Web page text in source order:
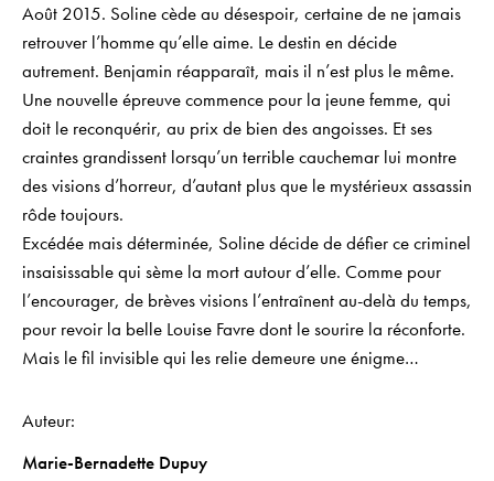
Août 2015. Soline cède au désespoir, certaine de ne jamais
retrouver l’homme qu’elle aime. Le destin en décide
autrement. Benjamin réapparaît, mais il n’est plus le même.
Une nouvelle épreuve commence pour la jeune femme, qui
doit le reconquérir, au prix de bien des angoisses. Et ses
craintes grandissent lorsqu’un terrible cauchemar lui montre
des visions d’horreur, d’autant plus que le mystérieux assassin
rôde toujours.
Excédée mais déterminée, Soline décide de défier ce criminel
insaisissable qui sème la mort autour d’elle. Comme pour
l’encourager, de brèves visions l’entraînent au-delà du temps,
pour revoir la belle Louise Favre dont le sourire la réconforte.
Mais le fil invisible qui les relie demeure une énigme…
Auteur
Marie-Bernadette Dupuy